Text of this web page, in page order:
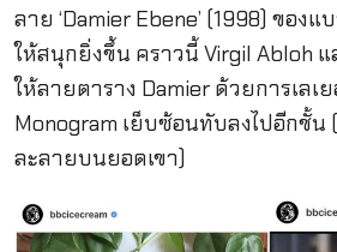
ลาย ‘Damier Ebene’ (1998) ของ
ให้สนุกยิ่งขึ้น คราวนี้ Virgil Abloh แ
ให้ลายตาราง Damier ด้วยการเลเ
Monogram เย็บซ้อนทับลงไปอีกชั้
ละลายบนยอดเขา)